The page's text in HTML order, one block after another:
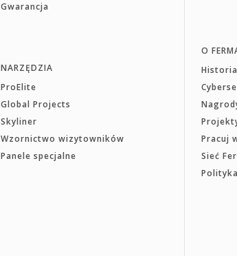
Gwarancja
NARZĘDZIA
ProElite
Global Projects
Skyliner
Wzornictwo wizytowników
Panele specjalne
O
Historia
Pracuj
Sieć